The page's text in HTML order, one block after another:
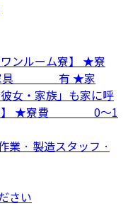
ンルーム寮】 ★寮
具 有 ★家
家族」も家に呼
寮】 ★寮費 0～1
業 · 製造スタッフ ·
さい